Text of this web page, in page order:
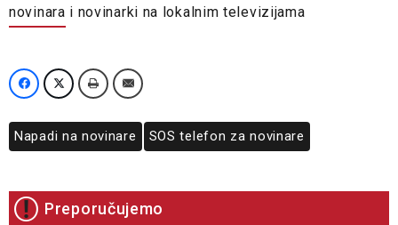
novinara i novinarki na lokalnim televizijama
Napadi na novinare SOS telefon za novinare
Preporučujemo